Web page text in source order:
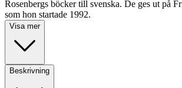
Rosenbergs böcker till svenska. De ges ut på
som hon startade 1992.
Visa mer
Beskrivning